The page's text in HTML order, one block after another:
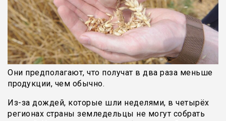
Они предполагают, что получат в два раза меньше
продукции, чем обычно.
Из-за дождей, которые шли неделями, в четырёх
регионах страны земледельцы не могут собрать